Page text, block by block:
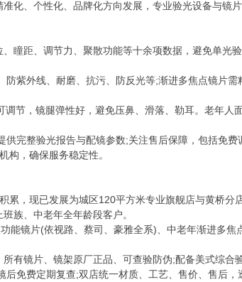
化、个性化、品牌化方向发展，专业验光设备与镜
距、调节力、聚散功能等十余项数据，避免单光
外线、耐磨、抗污、防反光等;渐进多焦点镜片需
，镜腿弹性好，避免压鼻、滑落、勒耳。老年人
整验光报告与配镜参数;关注售后保障，包括免费
构，确保服务稳定性。
，现已发展为城区120平方米专业旗舰店与黄桥分
族、中老年全年龄段客户。
镜片(依视路、蔡司、豪雅全系)、中老年渐进多焦
镜片、镜架原厂正品、可查验防伪;配备美式综合
免费定期复查;双店统一材质、工艺、售价、售后，